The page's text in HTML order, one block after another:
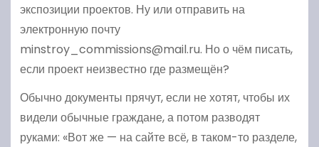
экспозиции проектов. Ну или отправить на
электронную почту
minstroy_commissions@mail.ru. Но о чём писать,
если проект неизвестно где размещён?
Обычно документы прячут, если не хотят, чтобы их
видели обычные граждане, а потом разводят
руками: «Вот же — на сайте всё, в таком-то разделе,